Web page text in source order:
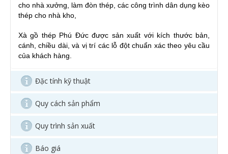
cho nhà xưởng, làm đòn thép, các công trình dân dụng kèo
thép cho nhà kho,
Xà gồ thép Phú Đức được sản xuất với kích thước bản,
cánh, chiều dài, và vị trí các lỗ đột chuẩn xác theo yêu cầu
của khách hàng.
Đặc tính kỹ thuật
Quy cách sản phẩm
Quy trình sản xuất
Báo giá